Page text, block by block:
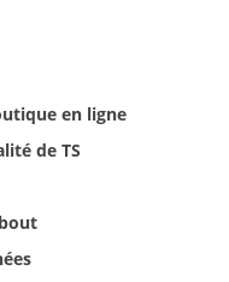
en ligne
de TS